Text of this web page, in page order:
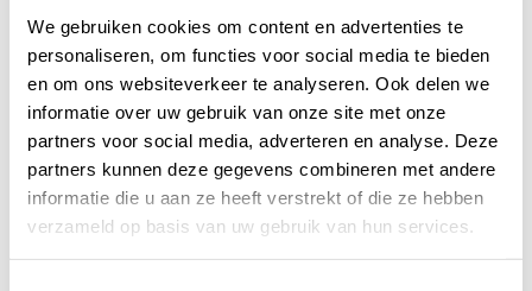
We gebruiken cookies om content en advertenties te
personaliseren, om functies voor social media te bieden
en om ons websiteverkeer te analyseren. Ook delen we
informatie over uw gebruik van onze site met onze
partners voor social media, adverteren en analyse. Deze
partners kunnen deze gegevens combineren met andere
informatie die u aan ze heeft verstrekt of die ze hebben
verzameld op basis van uw gebruik van hun services.
aansluitvrijheid.
Actie:Bestel vandaag nog deVents VKOk Kanaalventilator
en profiteer direct van krachtige, flexibele en betrouwbare
ventilatie in jouw ruimte!
Kijk ook naar:https://unigarden.nl/product/combiconnect-5-